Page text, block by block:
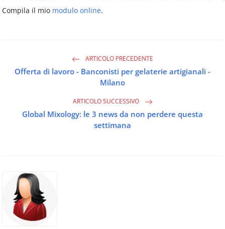
Compila il mio modulo online.
ARTICOLO PRECEDENTE
Offerta di lavoro - Banconisti per gelaterie artigianali -
Milano
ARTICOLO SUCCESSIVO
Global Mixology: le 3 news da non perdere questa
settimana